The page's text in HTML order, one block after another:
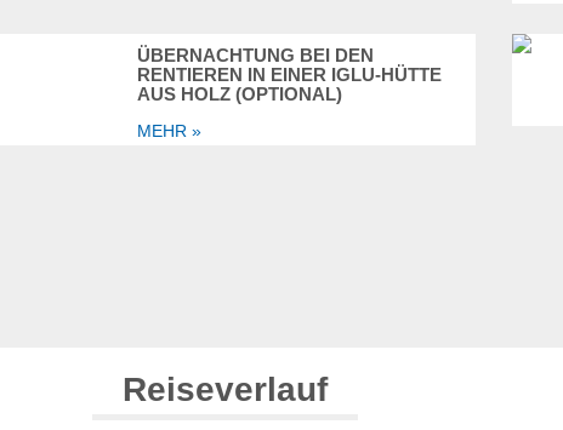
ÜBERNACHTUNG BEI DEN
RENTIEREN IN EINER IGLU-HÜTTE
AUS HOLZ (OPTIONAL)
MEHR »
Reiseverlauf